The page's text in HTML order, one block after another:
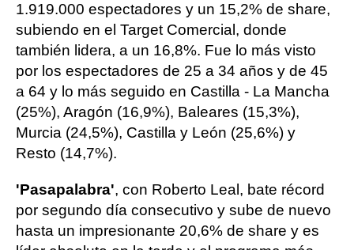
1.919.000 espectadores y un 15,2% de share,
subiendo en el Target Comercial, donde
también lidera, a un 16,8%. Fue lo más visto
por los espectadores de 25 a 34 años y de 45
a 64 y lo más seguido en Castilla - La Mancha
(25%), Aragón (16,9%), Baleares (15,3%),
Murcia (24,5%), Castilla y León (25,6%) y
Resto (14,7%).
'Pasapalabra', con Roberto Leal, bate récord
por segundo día consecutivo y sube de nuevo
hasta un impresionante 20,6% de share y es